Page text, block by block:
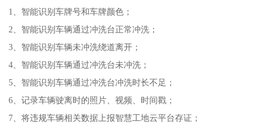
1、智能识别车牌号和车牌颜色；
2、智能识别车辆通过冲洗台正常冲洗；
3、智能识别车辆未冲洗绕道离开；
4、智能识别车辆通过冲洗台未冲洗；
5、智能识别车辆通过冲洗台冲洗时长不足；
6、记录车辆驶离时的照片、视频、时间戳；
7、将违规车辆相关数据上报智慧工地云平台存证；